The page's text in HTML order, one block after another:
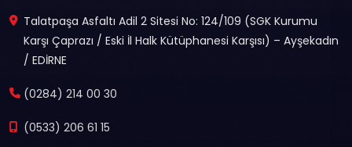
Talatpaşa Asfaltı Adil 2 Sitesi No: 124/109 (SGK Kurumu
Karşı Çaprazı / Eski İl Halk Kütüphanesi Karşısı) – Ayşekadın
/ EDİRNE
(0284) 214 00 30
(0533) 206 61 15